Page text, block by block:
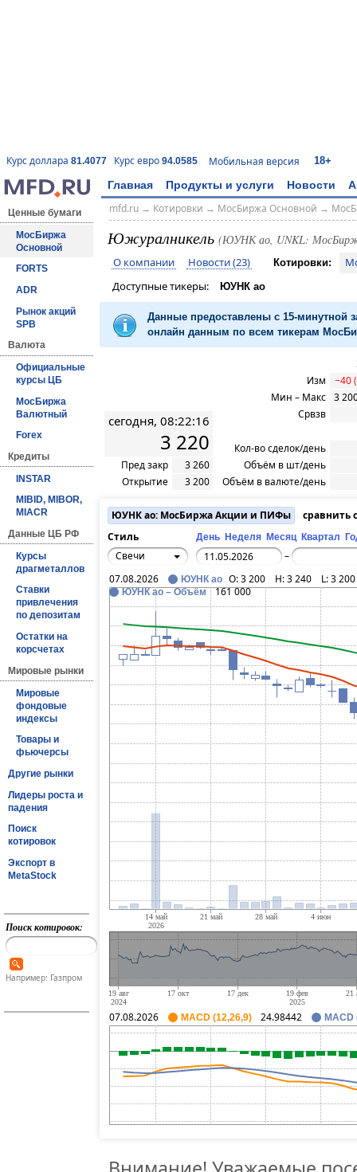
Курс доллара 81.4077 Курс евро 94.0585 Мобильная версия 18+
Главная Продукты и услуги Новости
Ценные бумаги
МосБиржа
Основной
FORTS
ADR
Рынок акций
SPB
Валюта
Официальные
курсы ЦБ
МосБиржа
Валютный
Forex
Кредиты
INSTAR
MIBID, MIBOR,
MIACR
Данные ЦБ РФ
Курсы
драгметаллов
Ставки
привлечения
по депозитам
Остатки на
корсчетах
Мировые рынки
Мировые
фондовые
индексы
Товары и
фьючерсы
Другие рынки
Лидеры роста и
падения
Поиск
котировок
Экспорт в
MetaStock
Поиск котировок:
Например: Газпром
mfd.ru→ Котировки → МосБиржа Основной →
Южуралникель (ЮУНК ао, UNKL:
О компании Новости (23) Котировки:
Доступные тикеры:
ЮУНК ао
Данные предоставлены с 15-минутной
онлайн данным по всем тикерам
сегодня, 08:22:16
3 220
Пред закр
3 260
Открытие
3 200
Изм
−40
Мин – Макс 3
Срвзв
Кол-во сделок/день
Объём в шт/день
Объём в валюте/день
ЮУНК ао: МосБиржа Акции и ПИФы
сравнить
Стиль
День Неделя Месяц Квартал
Свечи
–
07.08.2026
ЮУНК ао O:3 200 H:3 240 L:3 200
ЮУНК ао – Объём 161 000
07.08.2026 MACD (12,26,9) 24.98442 MACD